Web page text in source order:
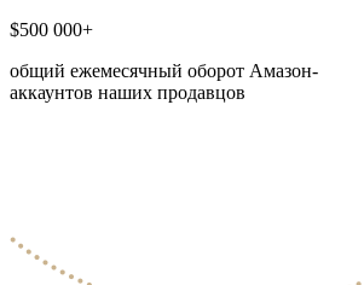
$500 000+
общий ежемесячный оборот Амазон-
аккаунтов наших продавцов